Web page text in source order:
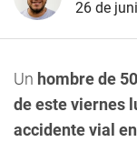
26 de
Un hombre de
de este viernes
accidente vial en